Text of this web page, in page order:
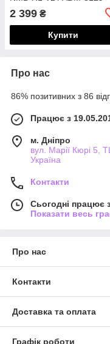
2 399 ₴
Купити
Про нас
86% позитивних з 86
Працює з
м. Дніпро
вул. Марії Кюрі 5,
Україна
Контакти
Сьогодні працює
Показати весь
Про нас
Контакти
Доставка та оплата
Графік роботи